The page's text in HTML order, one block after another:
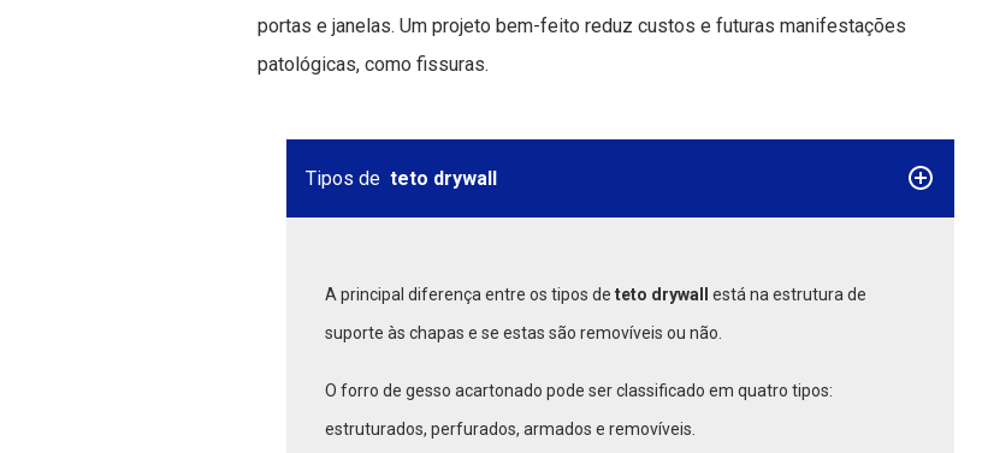
portas e janelas. Um projeto bem-feito reduz custos e futuras manifestações
patológicas, como fissuras.
Tipos de teto drywall
A principal diferença entre os tipos de teto drywall está na estrutura de
suporte às chapas e se estas são removíveis ou não.
O forro de gesso acartonado pode ser classificado em quatro tipos:
estruturados, perfurados, armados e removíveis.